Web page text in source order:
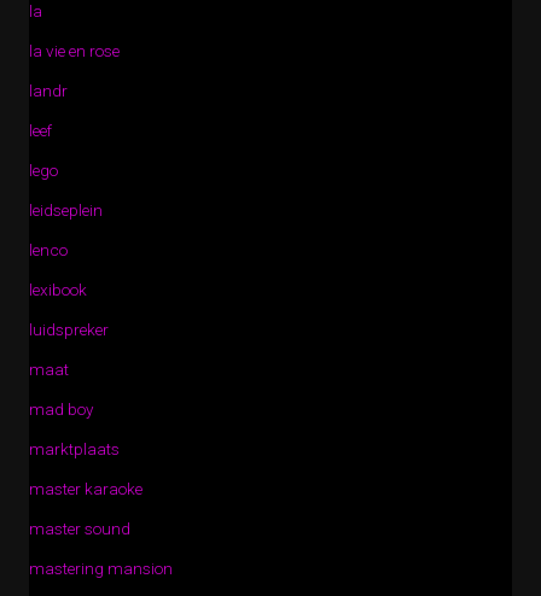
la
la vie en rose
landr
leef
lego
leidseplein
lenco
lexibook
luidspreker
maat
mad boy
marktplaats
master karaoke
master sound
mastering mansion